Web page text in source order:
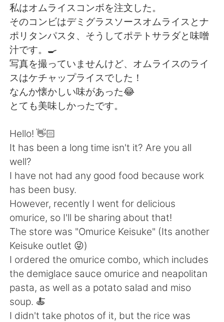
Deutsch 日本語
한국어 Русский
ไทย
Italiano Türkçe
Tiếng Việt
私はオムライスコンボを注文した。
そのコンビはデミグラスソースオムライスとナ
ポリタンパスタ、そうしてポテトサラダと味噌
汁です。🍳
写真を撮っていませんけど、オムライスのライ
スはケチャップライスでした！
なんか懐かしい味があった😂
とても美味しかったです。
Hello! 👋🏻
It has been a long time isn't it? Are you all
well?
I have not had any good food because work
has been busy.
However, recently I went for delicious
omurice, so I'll be sharing about that!
The store was "Omurice Keisuke" (Its another
Keisuke outlet 😜)
I ordered the omurice combo, which includes
the demiglace sauce omurice and neapolitan
pasta, as well as a potato salad and miso
soup. 🍝
I didn't take photos of it, but the rice was